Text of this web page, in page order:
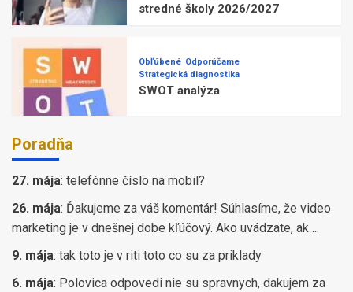
stredné školy 2026/2027
Obľúbené Odporúčame
Strategická diagnostika
SWOT analýza
Poradňa
27. mája: telefónne číslo na mobil?
26. mája: Ďakujeme za váš komentár! Súhlasíme, že video
marketing je v dnešnej dobe kľúčový. Ako uvádzate, ak ...
9. mája: tak toto je v riti toto co su za priklady
6. mája: Polovica odpovedi nie su spravnych, dakujem za